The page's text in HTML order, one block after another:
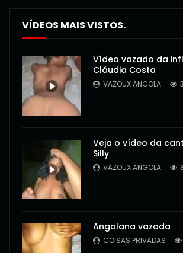
VÍDEOS MAIS VISTOS.
Vídeo vazado da
Cláudia Costa
VAZOUX ANGOLA
Veja o vídeo da
Silly
VAZOUX ANGOLA
Angolana vazada
COISAS PRIVADAS